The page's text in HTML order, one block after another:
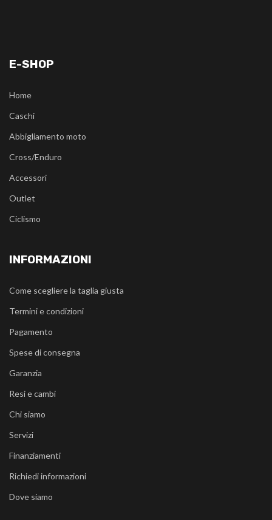
E-SHOP
Home
Caschi
Abbigliamento moto
Cross/Enduro
Accessori
Outlet
Ciclismo
INFORMAZIONI
Come scegliere la taglia giusta
Termini e condizioni
Pagamento
Spese di consegna
Garanzia
Resi e cambi
Chi siamo
Servizi
Finanziamenti
Richiedi informazioni
Dove siamo